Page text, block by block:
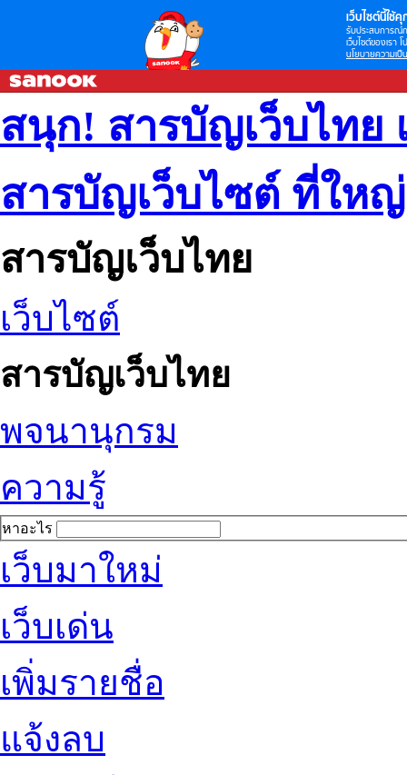
เว็บไซต์นี้ใช้คุ
รับประสบการณ์
เว็บไซต์ของเรา
นโยบายความเป็
สนุก! สารบัญเว็บไทย
สารบัญเว็บไซต์ ที่ให
สารบัญเว็บไทย
เว็บไซต์
สารบัญเว็บไทย
พจนานุกรม
ความรู้
หาอะไร
เว็บมาใหม่
เว็บเด่น
เพิ่มรายชื่อ
แจ้งลบ